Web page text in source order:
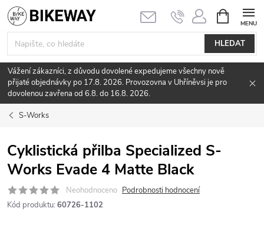
Přejít
na
obsah
HLEDAT
NÁKUPNÍ
KOŠÍK
Vážení zákazníci, z důvodu dovolené expedujeme všechny nově
přijaté objednávky po 17.8. 2026. Provozovna v Uhříněvsi je pro
dovolenou zavřena od 6.8. do 16.8. 2026.
S-Works
Cyklistická přilba Specialized S-
Works Evade 4 Matte Black
Neohodnoceno Podrobnosti hodnocení
Kód produktu: 60726-1102